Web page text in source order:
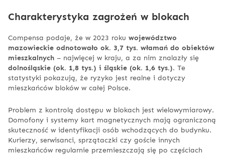
Charakterystyka zagrożeń w blokach
Compensa podaje, że w 2023 roku województwo
mazowieckie odnotowało ok. 3,7 tys. włamań do obiektów
mieszkalnych – najwięcej w kraju, a za nim znalazły się
dolnośląskie (ok. 1,8 tys.) i śląskie (ok. 1,6 tys.). Te
statystyki pokazują, że ryzyko jest realne i dotyczy
mieszkańców bloków w całej Polsce.
Problem z kontrolą dostępu w blokach jest wielowymiarowy.
Domofony i systemy kart magnetycznych mają ograniczoną
skuteczność w identyfikacji osób wchodzących do budynku.
Kurierzy, serwisanci, sprzątaczki czy goście innych
mieszkańców regularnie przemieszczają się po częściach